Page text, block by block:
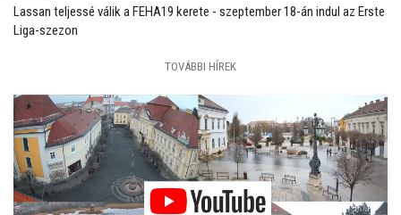
Lassan teljessé válik a FEHA19 kerete - szeptember 18-án indul az Erste
Liga-szezon
TOVÁBBI HÍREK